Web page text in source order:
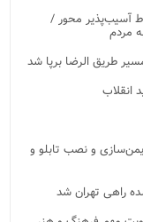
آسیب‌پذیر محور /
مردم
انقلاب
و نصب تابلو و